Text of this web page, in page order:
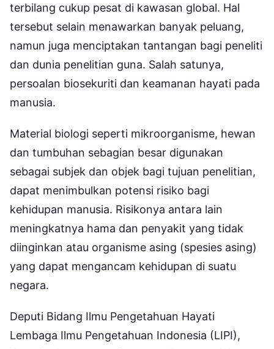
terbilang cukup pesat di kawasan global. Hal
tersebut selain menawarkan banyak peluang,
namun juga menciptakan tantangan bagi peneliti
dan dunia penelitian guna. Salah satunya,
persoalan biosekuriti dan keamanan hayati pada
manusia.
Material biologi seperti mikroorganisme, hewan
dan tumbuhan sebagian besar digunakan
sebagai subjek dan objek bagi tujuan penelitian,
dapat menimbulkan potensi risiko bagi
kehidupan manusia. Risikonya antara lain
meningkatnya hama dan penyakit yang tidak
diinginkan atau organisme asing (spesies asing)
yang dapat mengancam kehidupan di suatu
negara.
Deputi Bidang Ilmu Pengetahuan Hayati
Lembaga Ilmu Pengetahuan Indonesia (LIPI),